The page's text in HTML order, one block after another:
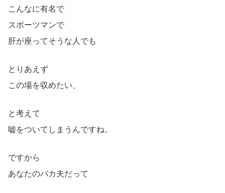
こんなに有名で
スポーツマンで
肝が座ってそうな人でも
とりあえず
この場を収めたい、
と考えて
嘘をついてしまうんですね。
ですから
あなたのバカ夫だって